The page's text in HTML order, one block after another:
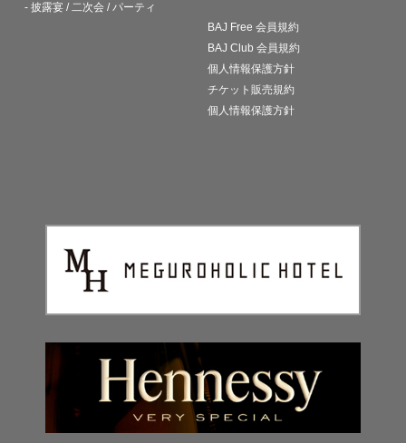
- 披露宴 / 二次会 / パーティ
BAJ Free 会員規約
BAJ Club 会員規約
個人情報保護方針
チケット販売規約
個人情報保護方針